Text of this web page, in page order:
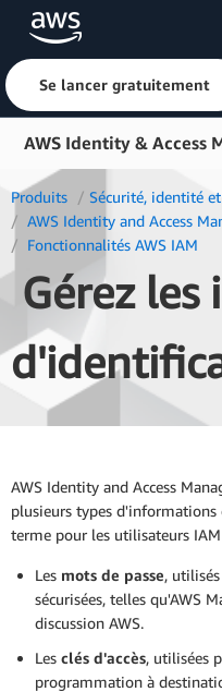
Passer au contenu principal
Se lancer gratuitement
AWS Identity & Access
Présentation
Fonctions
Démarrer
Ressources
Questions fréquentes
Produits
Sécurité, identité
AWS Identity and Access
Fonctionnalités AWS IAM
Gérez
AWS Identity and Access
plusieurs types
terme pour les utilisateurs
Les mots de passe,
sécurisées, telles qu'AWS
discussion AWS.
Les clés d'accès, utilisées
programmation à